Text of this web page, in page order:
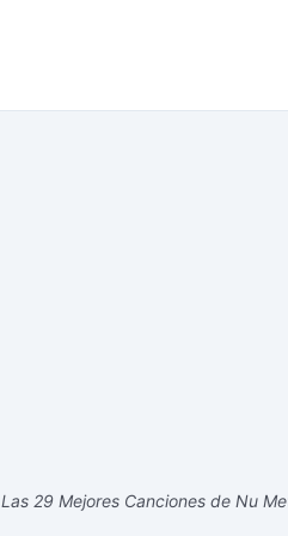
Las 29 Mejores Canciones de Nu